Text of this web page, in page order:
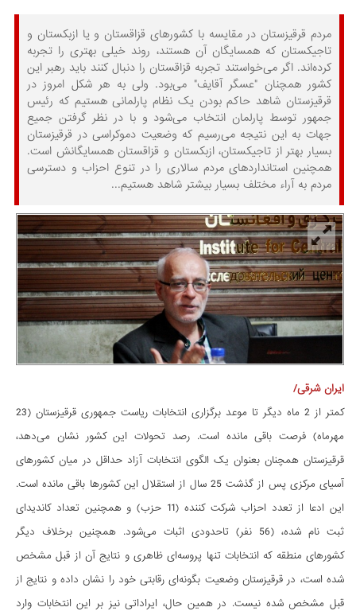
مردم قرقیزستان در مقایسه با کشورهای قزاقستان و یا ازبکستان و
تاجیکستان که همسایگان آن هستند، روند خیلی بهتری را تجربه
کرده‌اند. اگر می‌خواستند تجربه قزاقستان را دنبال کنند باید رهبر این
کشور همچنان "عسگر آقایف" می‌بود. ولی به هر شکل امروز در
قرقیزستان شاهد حاکم بودن یک نظام پارلمانی هستیم که رئیس
جمهور توسط پارلمان انتخاب می‌شود و با در نظر گرفتن جمیع
جهات به این نتیجه می‌رسیم که وضعیت دموکراسی در قرقیزستان
بسیار بهتر از تاجیکستان، ازبکستان و قزاقستان همسایگانش است.
همچنین استانداردهای مردم سالاری را در تنوع احزاب و دسترسی
مردم به آراء مختلف بسیار بیشتر شاهد هستیم...
ایران شرقی/
کمتر از 2 ماه دیگر تا موعد برگزاری انتخابات ریاست جمهوری قرقیزستان (23
مهرماه) فرصت باقی مانده است. رصد تحولات این کشور نشان می‌دهد،
قرقیزستان همچنان بعنوان یک الگوی انتخابات آزاد حداقل در میان کشورهای
آسیای مرکزی پس از گذشت 25 سال از استقلال این کشورها باقی مانده است.
این ادعا از تعدد احزاب شرکت کننده (11 حزب) و همچنین تعداد کاندیدای
ثبت نام شده، (56 نفر) تاحدودی اثبات می‌شود. همچنین برخلاف دیگر
کشورهای منطقه که انتخابات تنها پروسه‌ای ظاهری و نتایج آن از قبل مشخص
شده است، در قرقیزستان وضعیت بگونه‌ای رقابتی خود را نشان داده و نتایج از
قبل مشخص شده نیست. در همین حال، ایراداتی نیز بر این انتخابات وارد